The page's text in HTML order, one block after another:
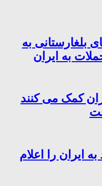
بلغارستانی به
به ایران
کمک می کنند
ایران را اعلام